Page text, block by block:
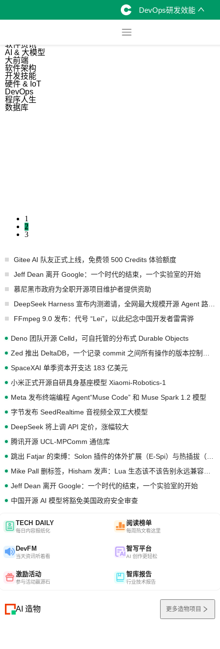
DevOps研发效能
软件资讯
AI & 大模型
大前端
软件架构
开发技能
硬件 & IoT
DevOps
程序人生
数据库
1
2
3
Gitee AI 队友正式上线，免费领 500 Credits 体验额度
Jeff Dean 离开 Google：一个时代的结束，一个实验室的开始
慕尼黑市政府为全职开源项目维护者提供资助
FFmpeg 9.0 发布：代号 “Lei”，以此纪念中国开发者雷霄骅
Deno 团队开源 Celld，可自托管的分布式 Durable Objects
SpaceXAI 单季资本开支达 183 亿美元
小米正式开源自研具身基座模型 Xiaomi-Robotics-1
Meta 发布终端编程 Agent“Muse Code” 和 Muse Spark 1.2 模型
字节发布 SeedRealtime 音视频全双工大模型
DeepSeek 将上调 API 定价，涨幅较大
腾讯开源 UCL-MPComm 通信库
Jeff Dean 离开 Google：一个时代的结束，一个实验室的开始
中国开源 AI 模型将豁免美国政府安全审查
TECH DAILY
每日内容报纸化
阅读榜单
每周热文看这里
DevFM
当天资讯听着看
智写平台
AI 创作更轻松
激励活动
参与活动赢源石
智库报告
行业技术报告
AI 造物 更多造物项目